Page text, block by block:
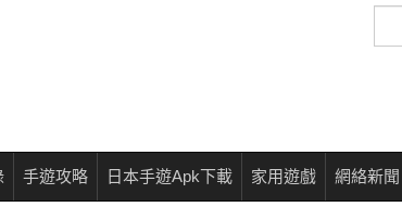
尋
手遊攻略 日本手遊Apk下載 家用遊戲 網絡新聞